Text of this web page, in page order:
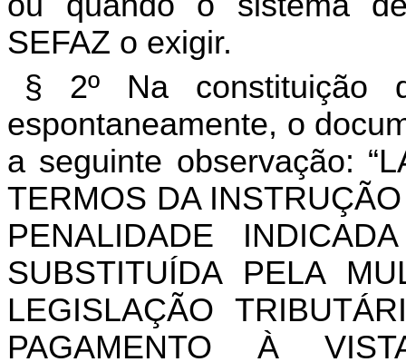
SEFAZ o exigir.
§ 2º Na constituição
espontaneamente, o
a seguinte observação:
TERMOS DA
PENALIDADE
SUBSTITUÍDA PELA
LEGISLAÇÃO
PAGAMENTO À